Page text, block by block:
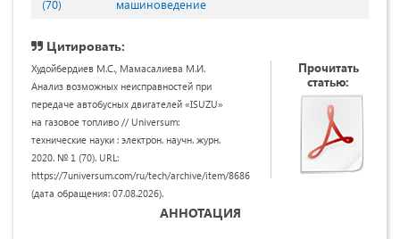
(70)
машиноведение
Цитировать:
Худойбердиев М.С., Мамасалиева М.И.
Анализ возможных неисправностей при
передаче автобусных двигателей «ISUZU»
на газовое топливо // Universum:
технические науки : электрон. научн. журн.
2020. № 1 (70). URL:
https://7universum.com/ru/tech/archive/item/8686
(дата обращения: 07.08.2026).
Прочитать
статью:
АННОТАЦИЯ